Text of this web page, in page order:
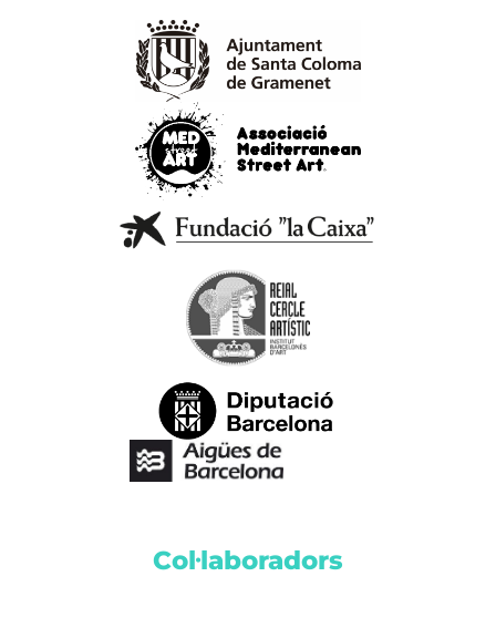
Col·laboradors